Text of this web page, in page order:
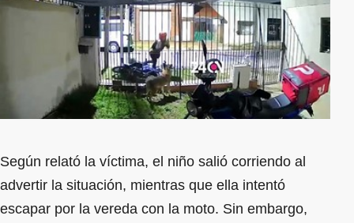
Según relató la víctima, el niño salió corriendo al
advertir la situación, mientras que ella intentó
escapar por la vereda con la moto. Sin embargo,